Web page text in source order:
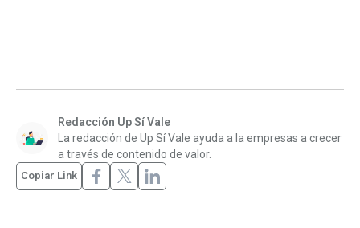
Redacción Up Sí Vale
La redacción de Up Sí Vale ayuda a la empresas a crecer
a través de contenido de valor.
Copiar Link